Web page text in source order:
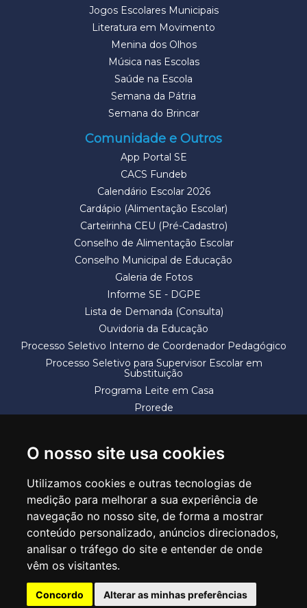
O nosso site usa cookies
Utilizamos cookies e outras tecnologias de
medição para melhorar a sua experiência de
navegação no nosso site, de forma a mostrar
conteúdo personalizado, anúncios direcionados,
analisar o tráfego do site e entender de onde
vêm os visitantes.
Concordo Alterar as minhas preferências
Jogos Escolares Municipais
Literatura em Movimento
Menina dos Olhos
Música nas Escolas
Saúde na Escola
Semana da Pátria
Semana do Brincar
Comunidade e Outros
App Portal SE
CACS Fundeb
Calendário Escolar 2026
Cardápio (Alimentação Escolar)
Carteirinha CEU (Pré-Cadastro)
Conselho de Alimentação Escolar
Conselho Municipal de Educação
Galeria de Fotos
Informe SE - DGPE
Lista de Demanda (Consulta)
Ouvidoria da Educação
Processo Seletivo Interno de Coordenador Pedagógico
Processo Seletivo para Supervisor Escolar em
Substituição
Programa Leite em Casa
Prorede
SECRETARIA DE EDUCAÇÃO
Rua Claudino Barbosa, 313 - Macedo - Guarulhos/SP CEP 07113-040
Central de Atendimento: *55 11 2475-7300